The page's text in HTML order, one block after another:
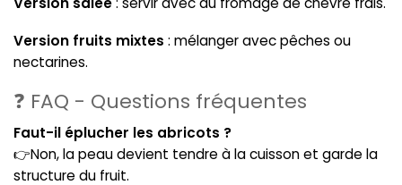
Version fruits mixtes : mélanger avec pêches ou
nectarines.
❓ FAQ - Questions fréquentes
Faut-il éplucher les abricots ?
👉Non, la peau devient tendre à la cuisson et garde la
structure du fruit.